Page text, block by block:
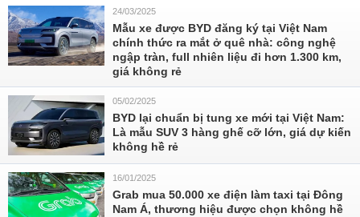
24/03/2025
Mẫu xe được BYD đăng ký tại Việt Nam
chính thức ra mắt ở quê nhà: công nghệ
ngập tràn, full nhiên liệu đi hơn 1.300 km,
giá không rẻ
05/02/2025
BYD lại chuẩn bị tung xe mới tại Việt Nam:
Là mẫu SUV 3 hàng ghế cỡ lớn, giá dự kiến
không hề rẻ
16/01/2025
Grab mua 50.000 xe điện làm taxi tại Đông
Nam Á, thương hiệu được chọn không hề